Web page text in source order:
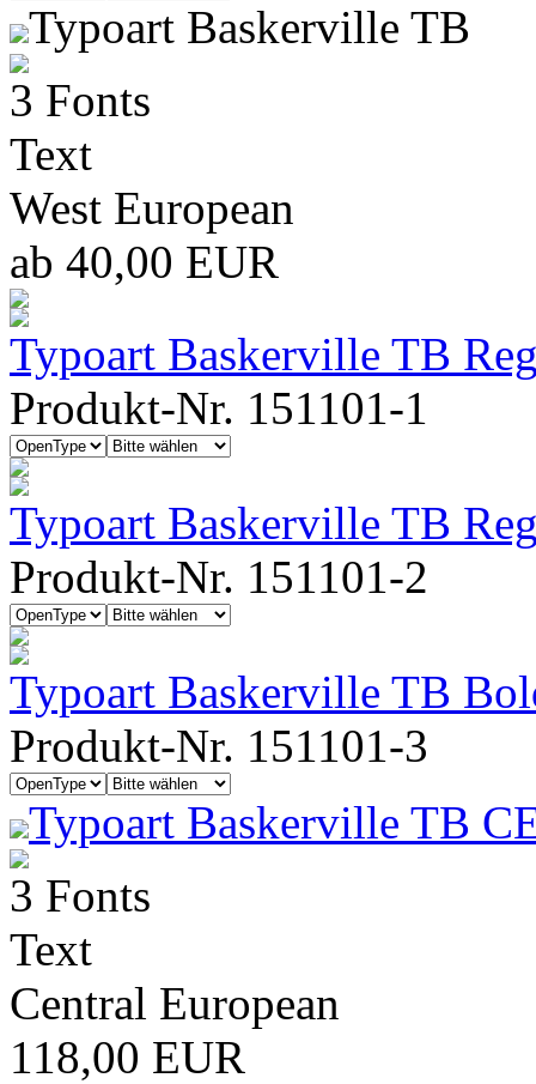
Typoart Baskerville TB
3 Fonts
Text
West European
ab 40,00 EUR
Typoart Baskerville TB
Produkt-Nr. 151101-1
Typoart Baskerville TB
Produkt-Nr. 151101-2
Typoart Baskerville TB
Produkt-Nr. 151101-3
Typoart Baskerville TB
3 Fonts
Text
Central European
118,00 EUR